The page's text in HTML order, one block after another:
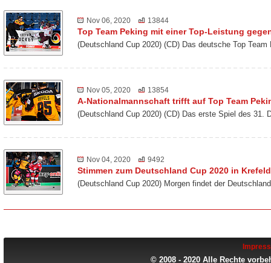
Nov 06, 2020 13844
Top Team Peking mit einer Top-Leistung
(Deutschland Cup 2020) (CD) Das deutsche Top
Nov 05, 2020 13854
A-Nationalmannschaft trifft auf Top Team
(Deutschland Cup 2020) (CD) Das erste Spiel des 31.
Nov 04, 2020 9492
Stimmen zum Deutschland Cup 2020 in Krefeld
(Deutschland Cup 2020) Morgen findet der
© 2008 - 2020 Alle Rechte